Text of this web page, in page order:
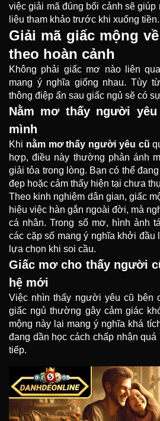
việc giải mã đúng bối cảnh sẽ
liệu tham khảo trước khi xuống tiền.
Giải mã giấc mộng
theo hoàn cảnh
Không phải giấc mơ nào liên
mang ý nghĩa giống nhau. Tùy
thông điệp ẩn sau giấc ngủ sẽ có
Nằm mơ thấy người
mình
Khi nằm mơ thấy người yêu cũ
hợp, điều này thường phản ánh
giải tỏa trong lòng. Bạn có thể
đẹp hoặc cảm thấy hiện tại chưa
Theo kinh nghiệm dân gian, giấc
hiệu việc hàn gắn ngoài đời, mà
cá nhân. Trong sổ mơ, hình ảnh
các cặp số mang ý nghĩa khởi đầu
lựa chọn khi soi cầu.
Giấc mơ cho thấy người
hệ mới
Việc nhìn thấy người yêu cũ bên
giấc ngủ thường gây cảm giác
mộng này lại mang ý nghĩa khá
đang dần học cách chấp nhận
tiếp.